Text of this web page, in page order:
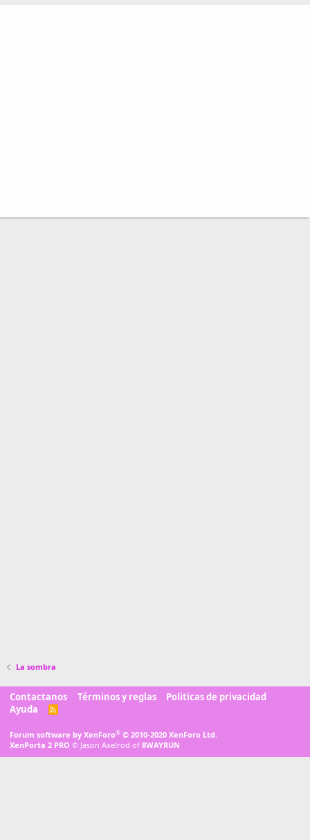
La sombra
Contactanos Términos y reglas
Politicas de privacidad
Ayuda
R
Forum software by XenForo® © 2010-2020 XenForo Ltd.
XenPorta 2 PRO © Jason Axelrod of 8WAYRUN